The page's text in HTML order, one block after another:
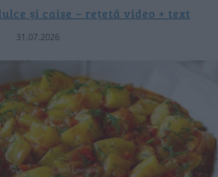
și caise – rețetă video + text
31.07.2026